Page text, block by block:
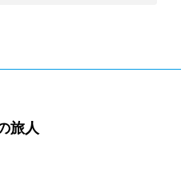
旅人